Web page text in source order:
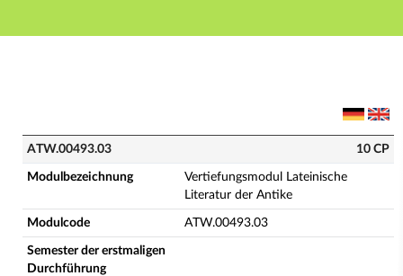
Hauptnavigation
ATW.00493.03 - Vertiefungsmodul Lateinische
ATW.00493.03 10 CP
Modulbezeichnung
Vertiefungsmodul Lateinische
Literatur der Antike
Modulcode ATW.00493.03
Semester der erstmaligen
Durchführung